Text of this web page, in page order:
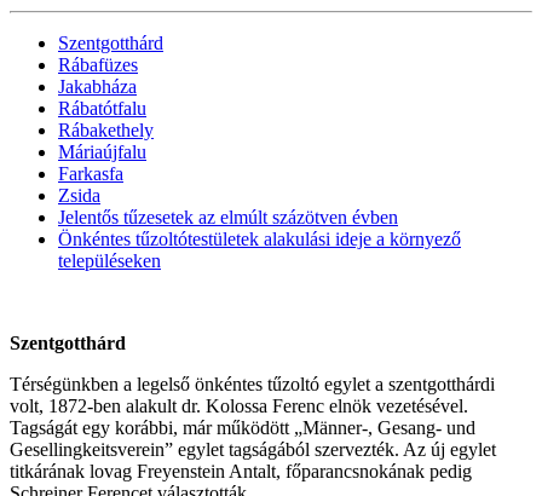
Szentgotthárd
Rábafüzes
Jakabháza
Rábatótfalu
Rábakethely
Máriaújfalu
Farkasfa
Zsida
Jelentős tűzesetek az elmúlt százötven évben
Önkéntes tűzoltótestületek alakulási ideje a környező
településeken
Szentgotthárd
Térségünkben a legelső önkéntes tűzoltó egylet a szentgotthárdi
volt, 1872-ben alakult dr. Kolossa Ferenc elnök vezetésével.
Tagságát egy korábbi, már működött „Männer-, Gesang- und
Gesellingkeitsverein” egylet tagságából szervezték. Az új egylet
titkárának lovag Freyenstein Antalt, főparancsnokának pedig